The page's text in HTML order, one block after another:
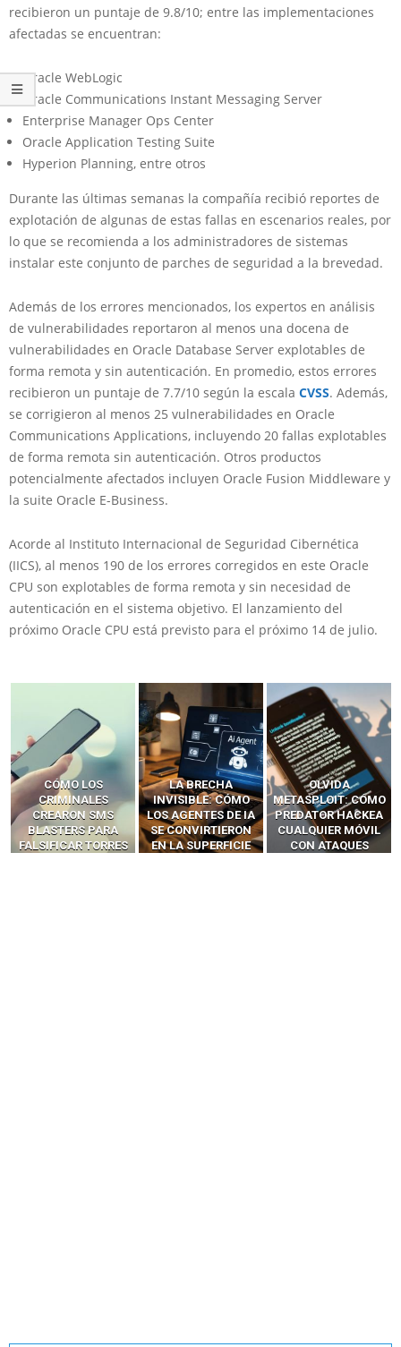
recibieron un puntaje de 9.8/10; entre las implementaciones
afectadas se encuentran:
Oracle WebLogic
Oracle Communications Instant Messaging Server
Enterprise Manager Ops Center
Oracle Application Testing Suite
Hyperion Planning, entre otros
Durante las últimas semanas la compañía recibió reportes de
explotación de algunas de estas fallas en escenarios reales, por
lo que se recomienda a los administradores de sistemas
instalar este conjunto de parches de seguridad a la brevedad.
Además de los errores mencionados, los expertos en análisis
de vulnerabilidades reportaron al menos una docena de
vulnerabilidades en Oracle Database Server explotables de
forma remota y sin autenticación. En promedio, estos errores
recibieron un puntaje de 7.7/10 según la escala CVSS. Además,
se corrigieron al menos 25 vulnerabilidades en Oracle
Communications Applications, incluyendo 20 fallas explotables
de forma remota sin autenticación. Otros productos
potencialmente afectados incluyen Oracle Fusion Middleware y
la suite Oracle E-Business.
Acorde al Instituto Internacional de Seguridad Cibernética
(IICS), al menos 190 de los errores corregidos en este Oracle
CPU son explotables de forma remota y sin necesidad de
autenticación en el sistema objetivo. El lanzamiento del
próximo Oracle CPU está previsto para el próximo 14 de julio.
LA BRECHA
INVISIBLE: CÓMO
LOS AGENTES DE IA
SE CONVIRTIERON
EN LA SUPERFICIE
OLVIDA
METASPLOIT: CÓMO
PREDATOR HACKEA
CUALQUIER MÓVIL
CON ATAQUES
CÓMO LOS HACKERS
INTERCEPTAN OTPS
Y LLAMADAS
MÓVILES SIN
‘HACKEAR’ — EL